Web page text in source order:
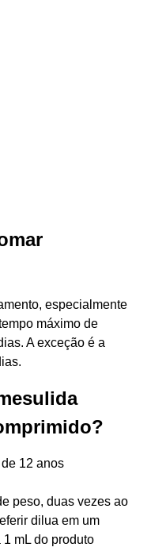
especialmente
máximo de
A exceção é a
12 anos
peso, duas vezes ao
dilua em um
mL do produto